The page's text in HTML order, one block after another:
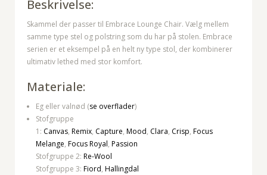
Beskrivelse:
Skammel der passer til Embrace Lounge Chair. Vælg mellem
samme type stel og polstring som du har på stolen. Embrace
serien er et eksempel på en helt ny type stol, der kombinerer
ultimativ lethed med stor komfort.
Materiale:
Eg eller valnød (se overflader)
Stofgruppe
1: Canvas, Remix, Capture, Mood, Clara, Crisp, Focus
Melange, Focus Royal, Passion
Stofgruppe 2: Re-Wool
Stofgruppe 3: Fiord, Hallingdal